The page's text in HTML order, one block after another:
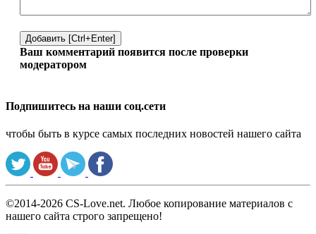
Добавить [Ctrl+Enter]
Ваш комментарий появится после проверки
модератором
Подпишитесь на наши соц.сети
чтобы быть в курсе самых последних новостей нашего сайта
©2014-2026 CS-Love.net. Любое копирование материалов с
нашего сайта строго запрещено!